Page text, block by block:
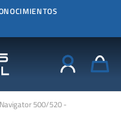
500/520 -